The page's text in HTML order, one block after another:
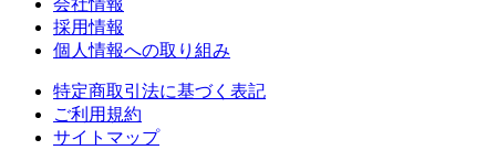
会社情報
採用情報
個人情報への取り組み
特定商取引法に基づく表記
ご利用規約
サイトマップ